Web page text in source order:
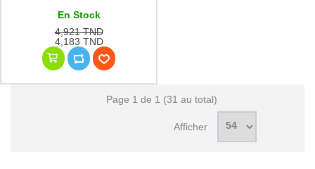
En Stock
4,921 TND
4,183 TND
Page 1 de 1 (31 au total)
Afficher